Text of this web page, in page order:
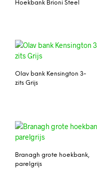
Hoekbank Brioni Steel
Olav bank Kensington 3-
zits Grijs
Branagh grote hoekbank,
parelgrijs